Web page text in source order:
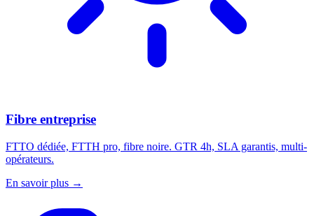
Fibre entreprise
FTTO dédiée, FTTH pro, fibre noire. GTR 4h, SLA garantis, multi-
opérateurs.
En savoir plus →